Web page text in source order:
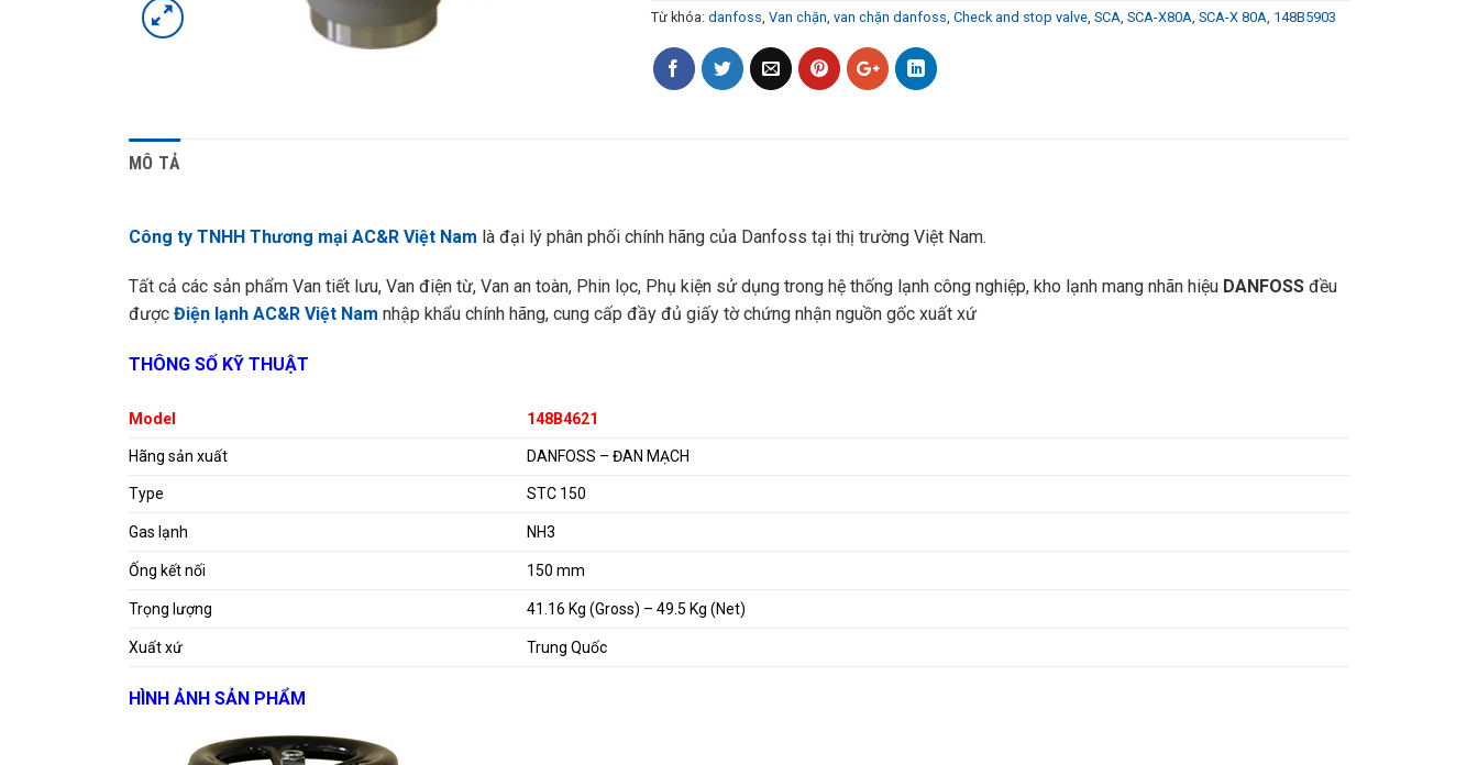
Từ khóa: danfoss Van chặn van chặn danfoss Check and stop valve SCA SCA-X80A SCA-X 80A 148B5903
MÔ TẢ
Công ty TNHH Thương mại AC&R Việt Nam là đại lý phân phối chính hãng của Danfoss tại thị trường Việt Nam.
Tất cả các sản phẩm Van tiết lưu, Van điện từ, Van an toàn, Phin lọc, Phụ kiện sử dụng trong hệ thống lạnh công nghiệp, kho lạnh mang nhãn hiệu DANFOSS đều
được Điện lạnh AC&R Việt Nam nhập khẩu chính hãng, cung cấp đầy đủ giấy tờ chứng nhận nguồn gốc xuất xứ
THÔNG SỐ KỸ THUẬT
Model 148B4621
Hãng sản xuất DANFOSS – ĐAN MẠCH
Type STC 150
Gas lạnh NH3
Ống kết nối 150 mm
Trọng lượng 41.16 Kg (Gross) – 49.5 Kg (Net)
Xuất xứ Trung Quốc
HÌNH ẢNH SẢN PHẨM